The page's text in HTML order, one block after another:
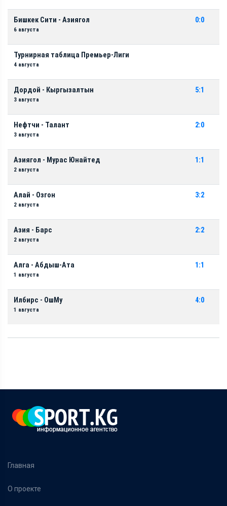
Бишкек Сити - Азиягол
6 августа
0:0
Турнирная таблица Премьер-Лиги
4 августа
Дордой - Кыргызалтын
3 августа
5:1
Нефтчи - Талант
3 августа
2:0
Азиягол - Мурас Юнайтед
2 августа
1:1
Алай - Озгон
2 августа
3:2
Азия - Барс
2 августа
2:2
Алга - Абдыш-Ата
1 августа
1:1
Илбирс - ОшМу
1 августа
4:0
Главная
О проекте